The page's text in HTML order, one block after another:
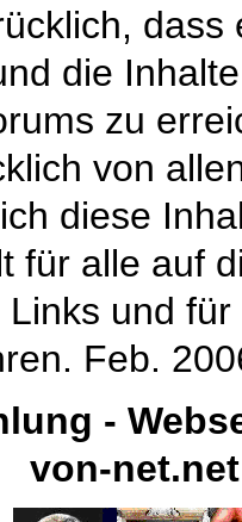
die
zu
von
diese
für alle auf
und
Feb.
-
von-net.net